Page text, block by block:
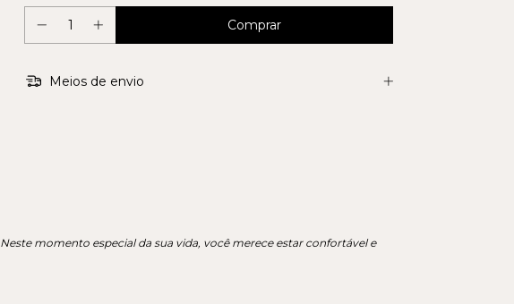
Meios de envio
Neste momento especial da sua vida, você merece estar confortável e